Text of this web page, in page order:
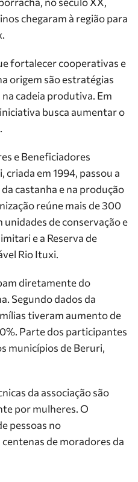
chegaram à região para
fortalecer cooperativas e
origem são estratégias
cadeia produtiva. Em
busca aumentar o
e Beneficiadores
em 1994, passou a
castanha e na produção
reúne mais de 300
de conservação e
e a Reserva de
Rio Ituxi.
diretamente do
Segundo dados da
tiveram aumento de
Parte dos participantes
municípios de Beruri,
da associação são
por mulheres. O
pessoas no
de moradores da